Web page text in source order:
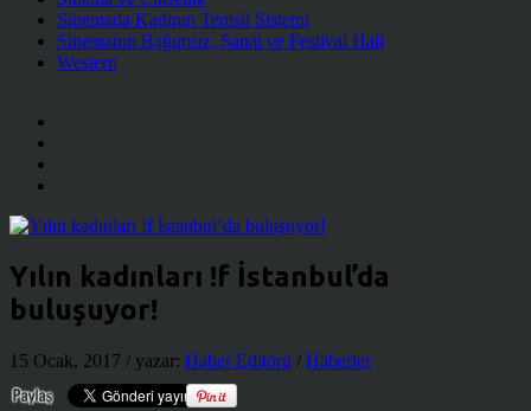
Sinemada Kadının Temsil Sistemi
Sinemanın Bağımsız, Sanat ve Festival Hali
Western
Yılın kadınları !f İstanbul’da
buluşuyor!
15 Ocak, 2017 / yazar: Haber Editörü / Haberler